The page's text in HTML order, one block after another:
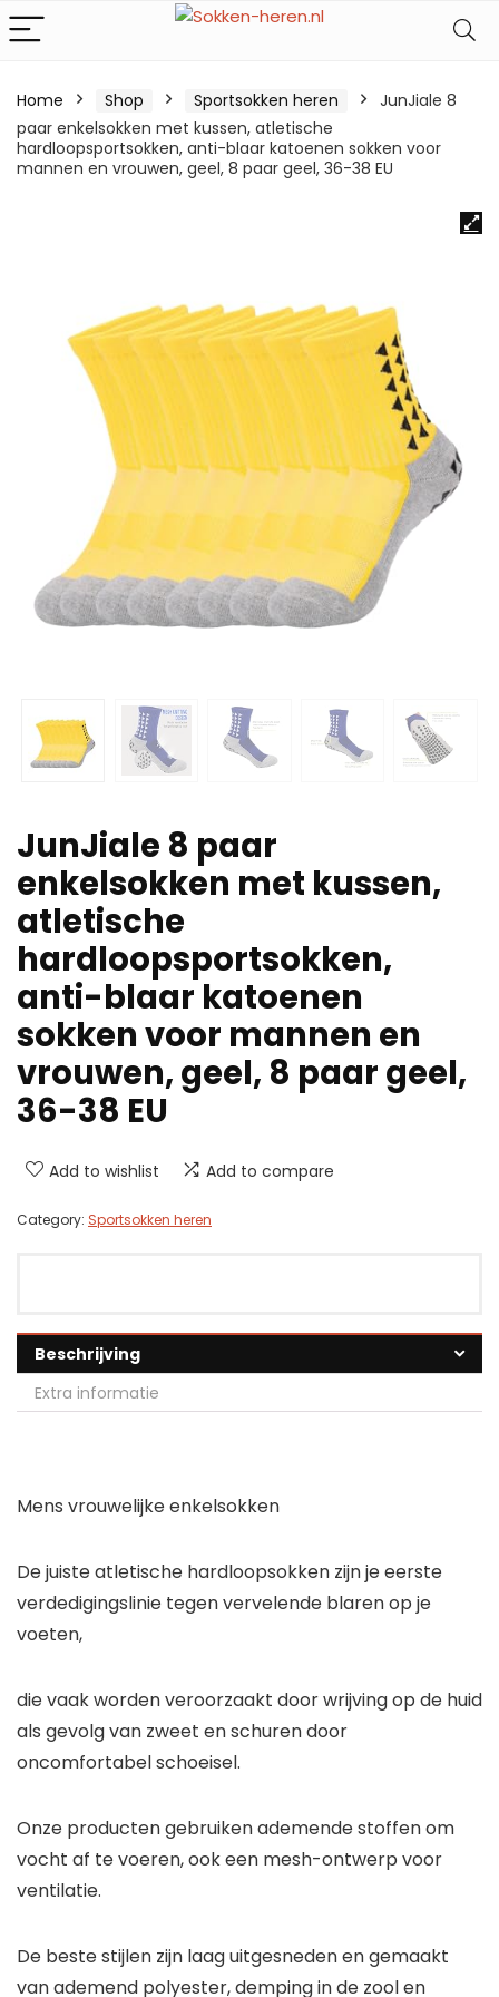
Home Shop Sportsokken heren
JunJiale 8
paar enkelsokken met kussen, atletische
hardloopsportsokken, anti-blaar katoenen sokken voor
mannen en vrouwen, geel, 8 paar geel, 36-38 EU
JunJiale 8 paar
enkelsokken met kussen,
atletische
hardloopsportsokken,
anti-blaar katoenen
sokken voor mannen en
vrouwen, geel, 8 paar geel,
36-38 EU
Add to wishlist Add to compare
Category: Sportsokken heren
Beschrijving
Extra informatie
Mens vrouwelijke enkelsokken
De juiste atletische hardloopsokken zijn je eerste
verdedigingslinie tegen vervelende blaren op je
voeten,
die vaak worden veroorzaakt door wrijving op de huid
als gevolg van zweet en schuren door
oncomfortabel schoeisel.
Onze producten gebruiken ademende stoffen om
vocht af te voeren, ook een mesh-ontwerp voor
ventilatie.
De beste stijlen zijn laag uitgesneden en gemaakt
van ademend polyester, demping in de zool en